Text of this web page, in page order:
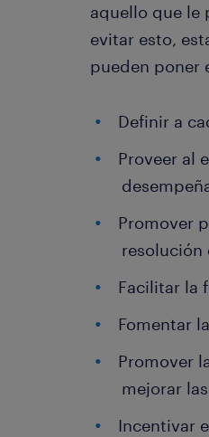
aquello que le
evitar esto,
pueden poner
Definir a
Proveer al
Promover
resolución
Facilitar la
Fomentar
Promover
mejorar
Incentivar